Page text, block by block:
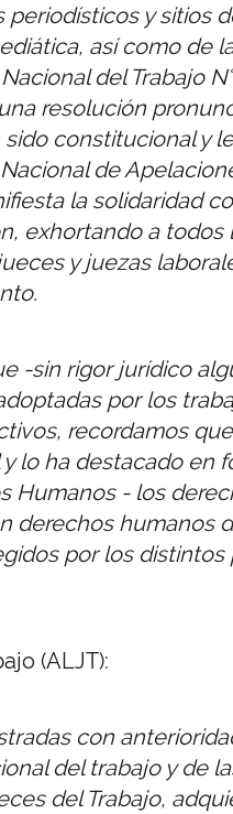
y sitios
así como de
del Trabajo
resolución
constitucional y
de
la solidaridad
exhortando a todos
y juezas
-sin rigor jurídico
por los
recordamos
lo ha destacado en
Humanos - los
derechos humanos
por los distintos
(ALJT):
con
del trabajo y de
del Trabajo,